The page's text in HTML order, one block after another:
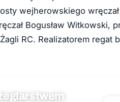
wejherowskiego
Bogusław
RC. Realizatorem regat